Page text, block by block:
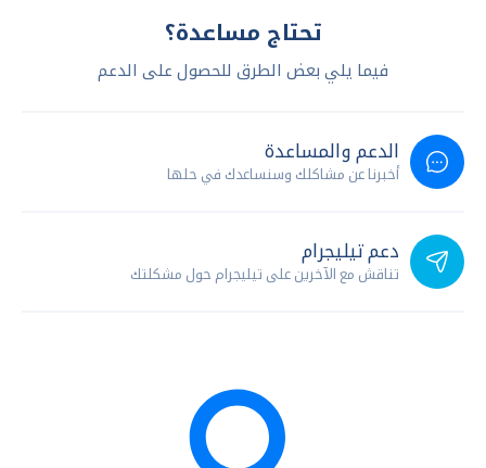
تحتاج مساعدة؟
فيما يلي بعض الطرق للحصول على الدعم
الدعم والمساعدة
أخبرنا عن مشاكلك وسنساعدك في حلها
دعم تيليجرام
تناقش مع الآخرين على تيليجرام حول مشكلتك